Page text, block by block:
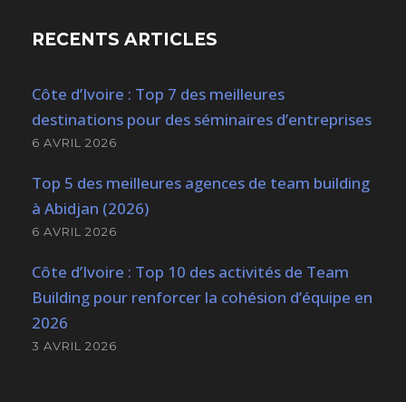
RECENTS ARTICLES
Côte d’Ivoire : Top 7 des meilleures
destinations pour des séminaires d’entreprises
6 AVRIL 2026
Top 5 des meilleures agences de team building
à Abidjan (2026)
6 AVRIL 2026
Côte d’Ivoire : Top 10 des activités de Team
Building pour renforcer la cohésion d’équipe en
2026
3 AVRIL 2026